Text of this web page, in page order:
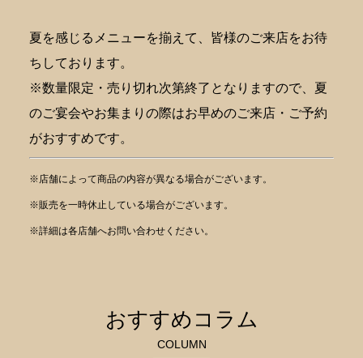
夏を感じるメニューを揃えて、皆様のご来店をお待
ちしております。
※数量限定・売り切れ次第終了となりますので、夏
のご宴会やお集まりの際はお早めのご来店・ご予約
がおすすめです。
※店舗によって商品の内容が異なる場合がございます。
※販売を一時休止している場合がございます。
※詳細は各店舗へお問い合わせください。
おすすめコラム
COLUMN